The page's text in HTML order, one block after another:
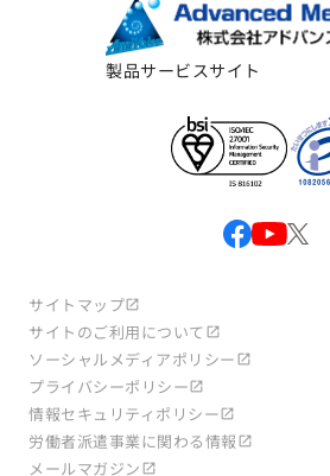
製品サービスサイト
サイトマップ
サイトのご利用について
ソーシャルメディアポリシー
プライバシーポリシー
情報セキュリティポリシー
労働者派遣事業に関わる情報
メールマガジン